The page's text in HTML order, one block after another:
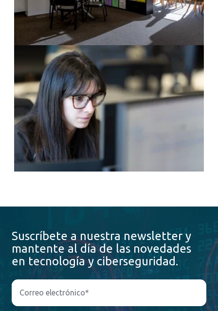
Suscríbete a nuestra newsletter y
mantente al día de las novedades
en tecnología y ciberseguridad.